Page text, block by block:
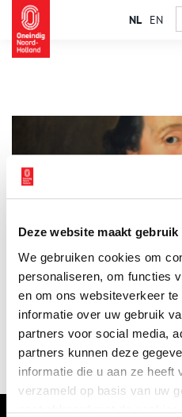
Deze website maakt
We gebruiken cookies om
personaliseren, om functies
en om ons websiteverkeer
informatie over uw gebruik
partners voor social media,
partners kunnen deze
informatie die u aan ze heeft
verzameld op basis van uw
NL EN
In 2020 staan Heemstede en
Adriaan Pauw, wellicht de
Het is dit jaar vierhonderd jaar
koopman de heerlijkheid